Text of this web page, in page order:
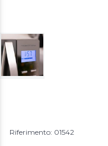
Riferimento: 01542